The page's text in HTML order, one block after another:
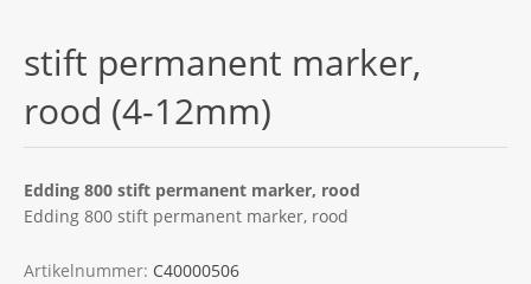
stift permanent marker,
rood (4-12mm)
Edding 800 stift permanent marker, rood
Edding 800 stift permanent marker, rood
Artikelnummer: C40000506